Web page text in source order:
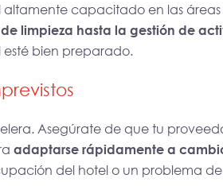
capacitado en las
limpieza hasta la gestión de
esté bien preparado.
Asegúrate de que tu
adaptarse rápidamente a
del hotel o un problema